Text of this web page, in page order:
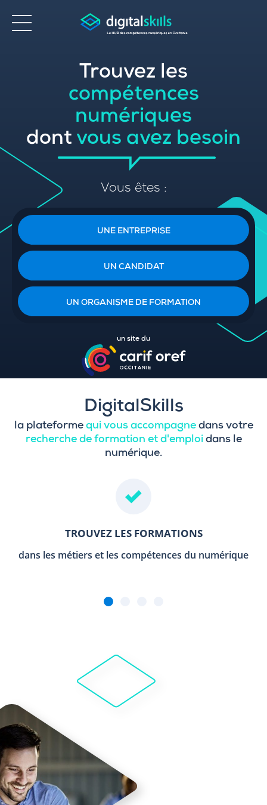
Trouvez les
compétences
numériques
dont vous avez besoin
Vous êtes :
UNE ENTREPRISE
UN CANDIDAT
UN ORGANISME DE FORMATION
un site du
DigitalSkills
la plateforme qui vous accompagnedans votre
recherche de formation et d'emploi dans le
numérique.
TROUVEZ LES FORMATIONS
dans les métiers et les compétences du numérique